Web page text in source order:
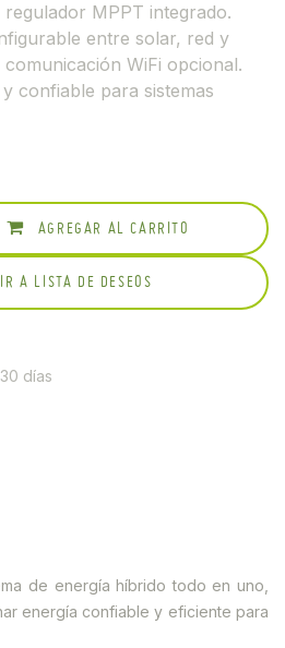
MPPT integrado.
entre solar, red y
WiFi opcional.
confiable para sistemas
AGREGAR AL CARRITO
A LISTA DE DESEOS
días
de energía híbrido todo en uno,
energía confiable y eficiente para